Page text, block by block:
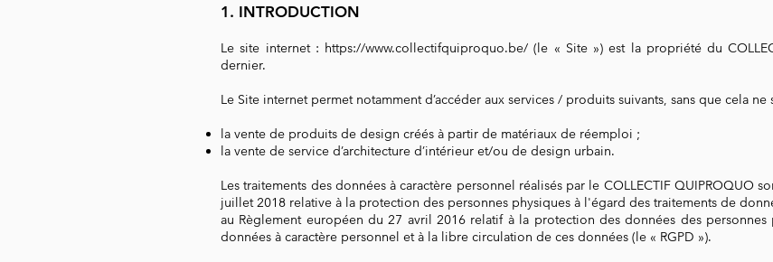
​1. INTRODUCTION
Le site internet : https://www.collectifquiproquo.be/ (le « Site ») est la propriété du
dernier.
Le Site internet permet notamment d’accéder aux services / produits suivants, sans que cela ne
la vente de produits de design créés à partir de matériaux de réemploi ;
la vente de service d’architecture d’intérieur et/ou de design urbain.
Les traitements des données à caractère personnel réalisés par le COLLECTIF QUIPROQUO
juillet 2018 relative à la protection des personnes physiques à l'égard des traitements de
au Règlement européen du 27 avril 2016 relatif à la protection des données des personnes
données à caractère personnel et à la libre circulation de ces données (le « RGPD »).